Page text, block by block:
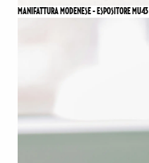
MANIFATTURA MODENESE - ESPOSITORE MU43